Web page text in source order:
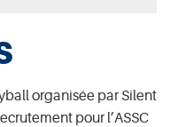
organisée par Silent
pour l’ASSC